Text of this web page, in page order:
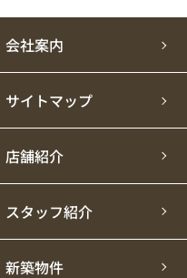
会社案内
サイトマップ
店舗紹介
スタッフ紹介
新築物件